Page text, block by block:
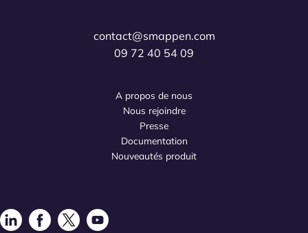
contact@smappen.com
09 72 40 54 09
A propos de nous
Nous rejoindre
Presse
Documentation
Nouveautés produit